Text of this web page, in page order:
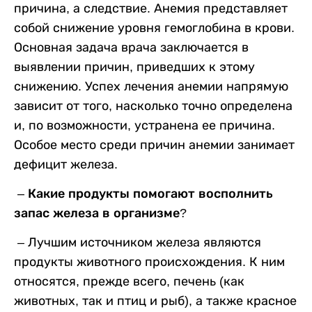
причина, а следствие. Анемия представляет
собой снижение уровня гемоглобина в крови.
Основная задача врача заключается в
выявлении причин, приведших к этому
снижению. Успех лечения анемии напрямую
зависит от того, насколько точно определена
и, по возможности, устранена ее причина.
Особое место среди причин анемии занимает
дефицит железа.
– Какие продукты помогают восполнить
запас железа в организме?
– Лучшим источником железа являются
продукты животного происхождения. К ним
относятся, прежде всего, печень (как
животных, так и птиц и рыб), а также красное